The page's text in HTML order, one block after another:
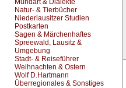
Mundart & Dialekte
Natur- & Tierbücher
Niederlausitzer Studien
Postkarten
Sagen & Märchenhaftes
Spreewald, Lausitz &
Umgebung
Stadt- & Reiseführer
Weihnachten & Ostern
Wolf D.Hartmann
Überregionales & Sonstiges